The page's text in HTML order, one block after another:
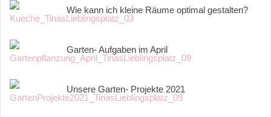
Wie kann ich kleine Räume optimal gestalten?
Garten- Aufgaben im April
Unsere Garten- Projekte 2021